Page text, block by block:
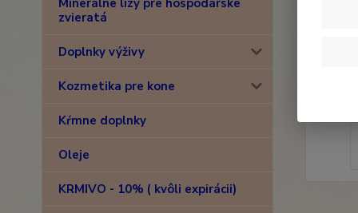
Minerálne lizy pre hospodárske
zvieratá
Doplnky výživy
Kozmetika pre kone
Kŕmne doplnky
Oleje
KRMIVO - 10% ( kvôli expirácii)